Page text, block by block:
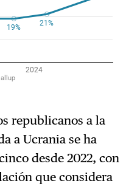
republicanos a la
a Ucrania se ha
desde 2022, con
que considera